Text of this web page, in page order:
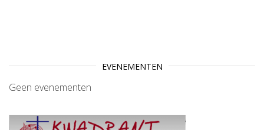
EVENEMENTEN
Geen evenementen